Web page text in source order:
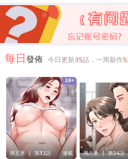
每日發佈 今日更新35話，一周新作5
18+
周五更 | 第51話 連載 周六更 | 第34話